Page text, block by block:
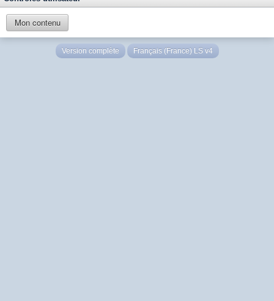
Mon contenu
Version complète Français (France) LS v4